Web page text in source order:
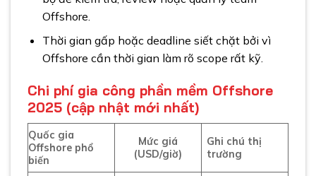
Offshore.
Thời gian gấp hoặc deadline siết chặt bởi vì
Offshore cần thời gian làm rõ scope rất kỹ.
Chi phí gia công phần mềm Offshore
2025 (cập nhật mới nhất)
Quốc gia
Offshore phổ
biến
Mức giá
(USD/giờ)
Ghi chú thị
trường